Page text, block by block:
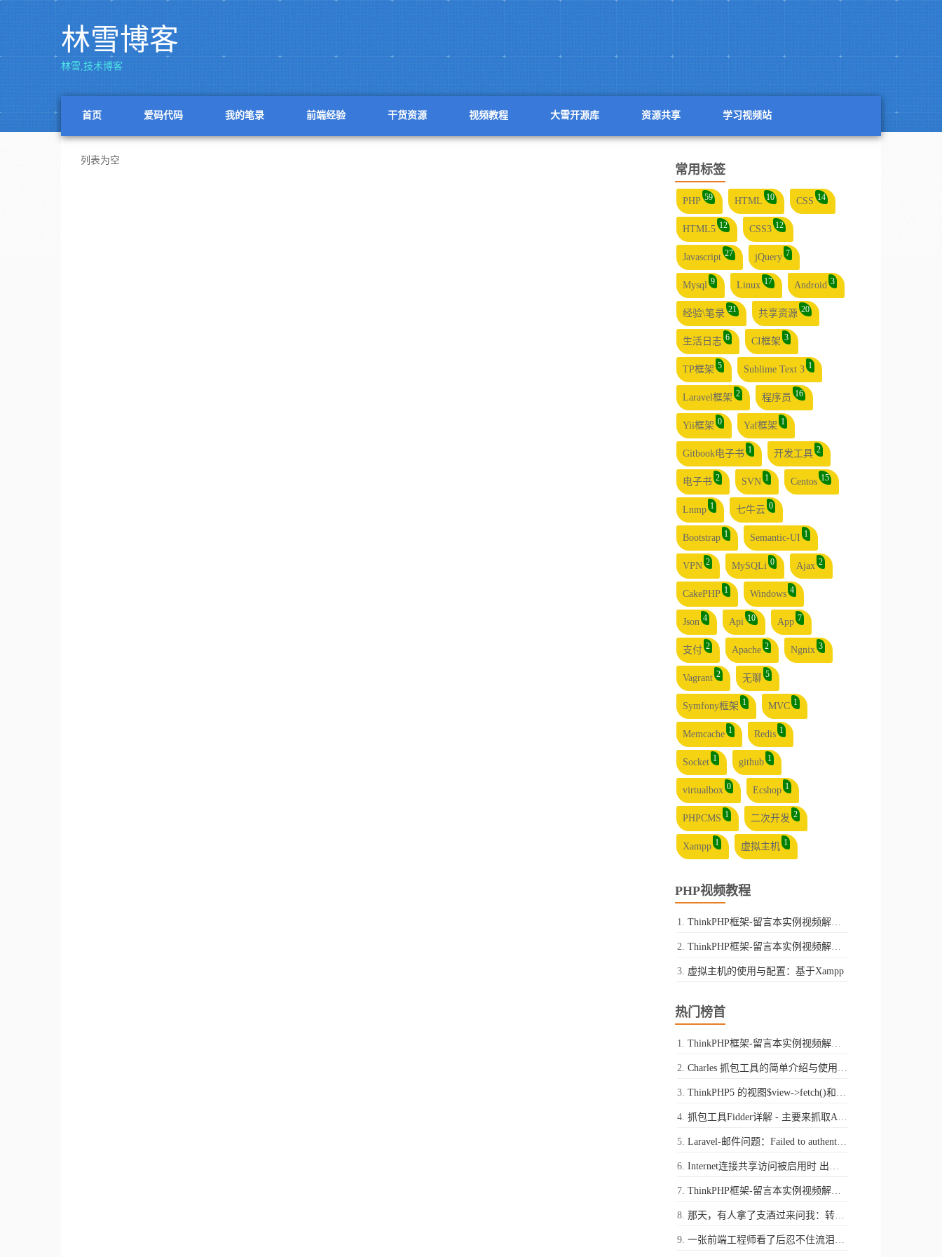
林雪博客
林雪,技术博客
首页 爱码代码 我的笔录 前端经验 干货资源 视频教程 大雪开源库 资源共享 学习视频站
列表为空
常用标签
PHP 59 HTML 10 CSS 14
HTML5 12 CSS3 12
Javascript 27 jQuery 7
Mysql 9 Linux 17 Android 3
经验\笔录 21 共享资源 20
生活日志 6 CI框架 3
TP框架 5 Sublime Text 3 1
Laravel框架 2 程序员 16
Yii框架 0 Yaf框架 1
Gitbook电子书 1 开发工具 2
电子书 2 SVN 1 Centos 15
Lnmp 1 七牛云 0
Bootstrap 1 Semantic-UI 1
VPN 2 MySQLi 0 Ajax 2
CakePHP 1 Windows 4
Json 4 Api 10 App 7
支付 2 Apache 2 Ngnix 3
Vagrant 2 无聊 5
Symfony框架 1 MVC 1
Memcache 1 Redis 1
Socket 1 github 1
virtualbox 0 Ecshop 1
PHPCMS 1 二次开发 2
Xampp 1 虚拟主机 1
PHP视频教程
ThinkPHP框架-留言本实例视频解析-第一讲
ThinkPHP框架-留言本实例视频解析-第二讲
虚拟主机的使用与配置：基于Xampp
热门榜首
ThinkPHP框架-留言本实例视频解析-第一讲
Charles 抓包工具的简单介绍与使用（Mac平台）
ThinkPHP5 的视图$view->fetch()和$view->display()的区别
抓包工具Fidder详解 - 主要来抓取Android中app的请求
Laravel-邮件问题：Failed to authenticate on SMTP server with username "xxxx@qq.com" using 1 possible authenticators
Internet连接共享访问被启用时 出现了一个错误 ,（null）
ThinkPHP框架-留言本实例视频解析-第二讲
那天，有人拿了支酒过来问我：转行做一名程序员，你怎么看
一张前端工程师看了后忍不住流泪的图